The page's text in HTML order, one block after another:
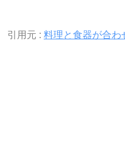
引用元 : 料理と食器が合わ